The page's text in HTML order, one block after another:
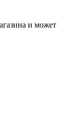
и может